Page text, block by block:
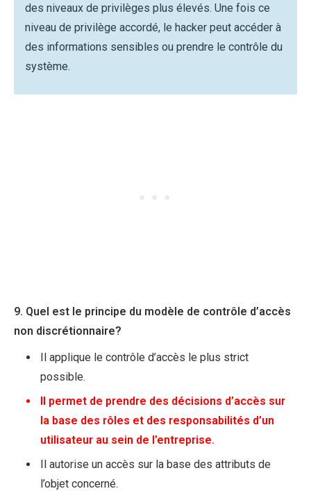
des niveaux de privilèges plus élevés. Une fois ce
niveau de privilège accordé, le hacker peut accéder à
des informations sensibles ou prendre le contrôle du
système.
9. Quel est le principe du modèle de contrôle d’accès
non discrétionnaire?
Il applique le contrôle d’accès le plus strict
possible.
Il permet de prendre des décisions d’accès sur
la base des rôles et des responsabilités d’un
utilisateur au sein de l’entreprise.
Il autorise un accès sur la base des attributs de
l’objet concerné.